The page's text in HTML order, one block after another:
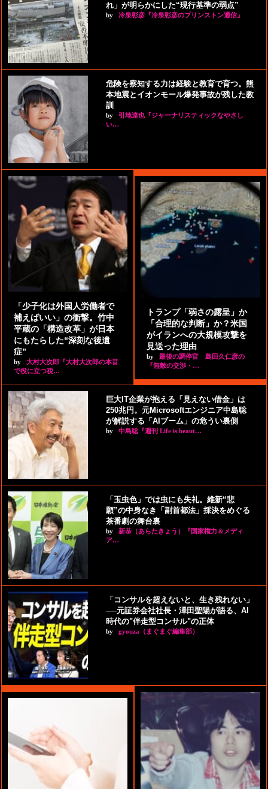
れ」が明らかにした“現行基準の弱点”
by 冷泉彰彦『冷泉彰彦のプリンストン通信』
危険を察知する力は経験と教育で育つ。熊
本地震とイオンモール爆発事故が残した教
訓
by
引地達也『ジャーナリスティックなやさし
い…
「少子化は外国人労働者で
補えばいい」の衝撃。竹中
平蔵の「構造改革」が日本
にもたらした“深刻な後遺
症”
by
大村大次郎『大村大次郎の本音
で役に立つ税…
トランプ「弱さの露呈」か
「合理的な判断」か？米国
がイランへの大規模攻撃を
見送った理由
by
最後の調停官 島田久仁彦の
『無敵の交渉・…
巨大IT企業が抱える「見えない借金」は
250兆円。元Microsoftエンジニア中島聡
が解説する「AIブーム」の危うい裏側
by 中島聡『週刊 Life is beaut…
「玉虫色」では虫にも失礼。維新“悲
願”の中身なき「副首都法」採決をめぐる
茶番劇の舞台裏
by
新恭（あらたきょう）『国家権力＆メディ
ア…
「コンサルを超えないと、生き残れない」
──元証券会社社長・澤田聖陽が語る、AI
時代の"伴走型コンサル"の正体
by gyouza（まぐまぐ編集部）